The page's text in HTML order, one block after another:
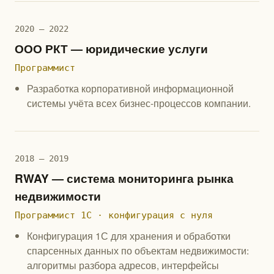
2020 — 2022
ООО РКТ — юридические услуги
Программист
Разработка корпоративной информационной
системы учёта всех бизнес-процессов компании.
2018 — 2019
RWAY — система мониторинга рынка
недвижимости
Программист 1С · конфигурация с нуля
Конфигурация 1С для хранения и обработки
спарсенных данных по объектам недвижимости:
алгоритмы разбора адресов, интерфейсы